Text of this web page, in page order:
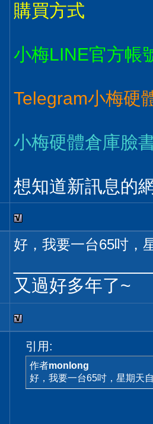
購買方式
小梅LINE官方帳
Telegram小梅硬
小梅硬體倉庫臉
想知道新訊息的
好，我要一台65吋，
又過好多年了~
引用:
作者monlong
好，我要一台65吋，星期天